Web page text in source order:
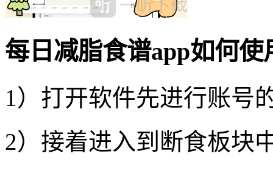
每日减脂食谱app如何使
1）打开软件先进行账号
2）接着进入到断食板块